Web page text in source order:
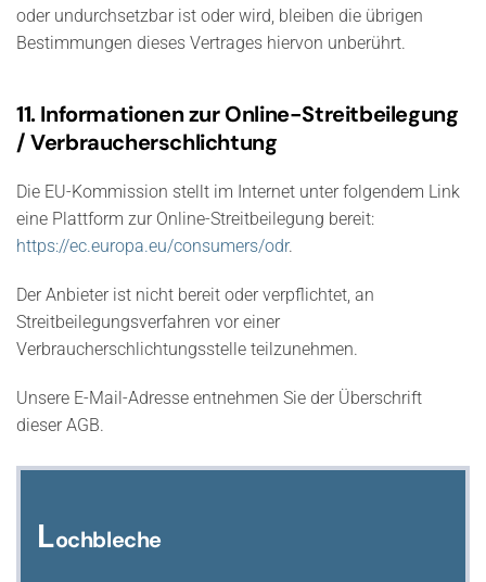
oder undurchsetzbar ist oder wird, bleiben die übrigen
Bestimmungen dieses Vertrages hiervon unberührt.
11. Informationen zur Online-Streitbeilegung
/ Verbraucherschlichtung
Die EU-Kommission stellt im Internet unter folgendem Link
eine Plattform zur Online-Streitbeilegung bereit:
https://ec.europa.eu/consumers/odr.
Der Anbieter ist nicht bereit oder verpflichtet, an
Streitbeilegungsverfahren vor einer
Verbraucherschlichtungsstelle teilzunehmen.
Unsere E-Mail-Adresse entnehmen Sie der Überschrift
dieser AGB.
Lochbleche